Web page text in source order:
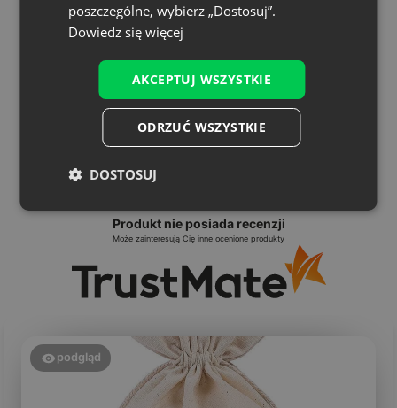
Produkt nie posiada recenzji
Może zainteresują Cię inne ocenione produkty
podgląd
poszczególne, wybierz „Dostosuj”.
Dowiedz się więcej
AKCEPTUJ WSZYSTKIE
ODRZUĆ WSZYSTKIE
DOSTOSUJ